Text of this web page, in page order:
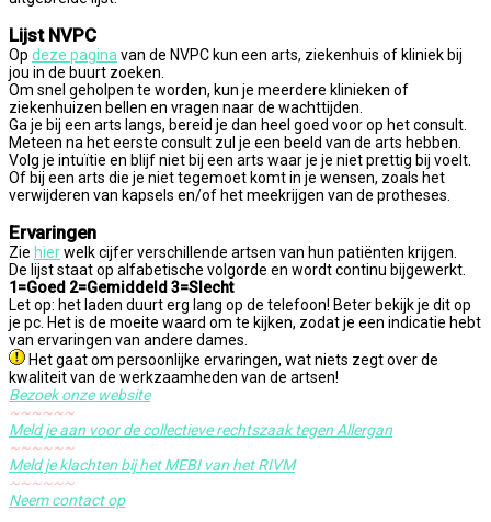
Lijst NVPC
Op deze pagina van de NVPC kun een arts, ziekenhuis of kliniek bij
jou in de buurt zoeken.
Om snel geholpen te worden, kun je meerdere klinieken of
ziekenhuizen bellen en vragen naar de wachttijden.
Ga je bij een arts langs, bereid je dan heel goed voor op het consult.
Meteen na het eerste consult zul je een beeld van de arts hebben.
Volg je intuïtie en blijf niet bij een arts waar je je niet prettig bij voelt.
Of bij een arts die je niet tegemoet komt in je wensen, zoals het
verwijderen van kapsels en/of het meekrijgen van de protheses.
Ervaringen
Zie hierwelk cijfer verschillende artsen van hun patiënten krijgen.
De lijst staat op alfabetische volgorde en wordt continu bijgewerkt.
1=Goed 2=Gemiddeld 3=Slecht
Let op: het laden duurt erg lang op de telefoon! Beter bekijk je dit op
je pc. Het is de moeite waard om te kijken, zodat je een indicatie hebt
van ervaringen van andere dames.
Het gaat om persoonlijke ervaringen, wat niets zegt over de
kwaliteit van de werkzaamheden van de artsen!
Bezoek onze website
~~~~~~
Meld je aan voor de collectieve rechtszaak tegen Allergan
~~~~~~
Meld je klachten bij het MEBI van het RIVM
~~~~~~
Neem contact op